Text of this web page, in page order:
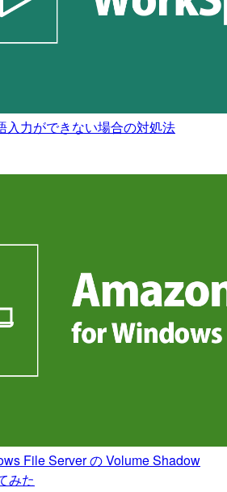
入力ができない場合の対処法
File Server の Volume Shadow
みた